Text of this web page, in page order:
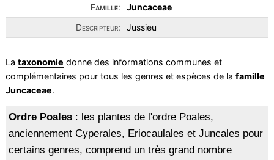
Famille:
Juncaceae
Descripteur:
Jussieu
La taxonomie donne des informations communes et
complémentaires pour tous les genres et espèces de la famille
Juncaceae.
Ordre Poales: les plantes de l'ordre Poales,
anciennement Cyperales, Eriocaulales et Juncales pour
certains genres, comprend un très grand nombre